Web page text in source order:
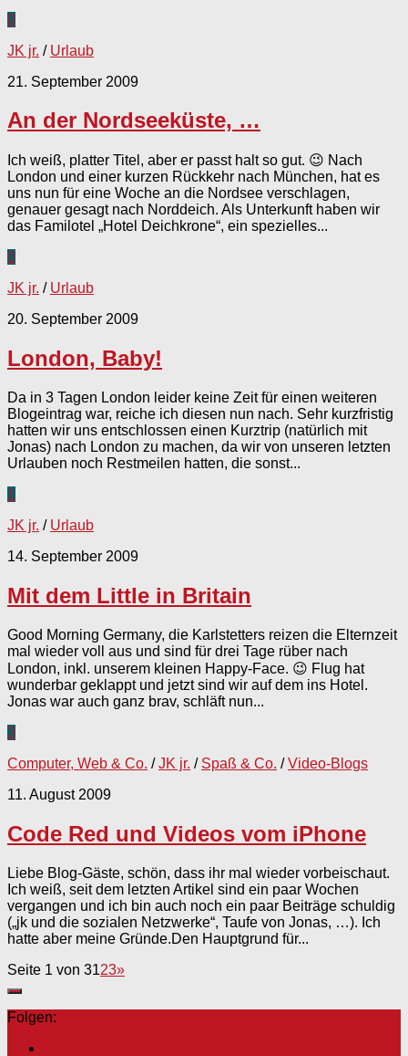
0
JK jr. / Urlaub
21. September 2009
An der Nordseeküste, …
Ich weiß, platter Titel, aber er passt halt so gut. 😉 Nach
London und einer kurzen Rückkehr nach München, hat es
uns nun für eine Woche an die Nordsee verschlagen,
genauer gesagt nach Norddeich. Als Unterkunft haben wir
das Familotel „Hotel Deichkrone“, ein spezielles...
0
JK jr. / Urlaub
20. September 2009
London, Baby!
Da in 3 Tagen London leider keine Zeit für einen weiteren
Blogeintrag war, reiche ich diesen nun nach. Sehr kurzfristig
hatten wir uns entschlossen einen Kurztrip (natürlich mit
Jonas) nach London zu machen, da wir von unseren letzten
Urlauben noch Restmeilen hatten, die sonst...
1
JK jr. / Urlaub
14. September 2009
Mit dem Little in Britain
Good Morning Germany, die Karlstetters reizen die Elternzeit
mal wieder voll aus und sind für drei Tage rüber nach
London, inkl. unserem kleinen Happy-Face. 😉 Flug hat
wunderbar geklappt und jetzt sind wir auf dem ins Hotel.
Jonas war auch ganz brav, schläft nun...
3
Computer, Web & Co. /JK jr. / Spaß & Co. /Video-Blogs
11. August 2009
Code Red und Videos vom iPhone
Liebe Blog-Gäste, schön, dass ihr mal wieder vorbeischaut.
Ich weiß, seit dem letzten Artikel sind ein paar Wochen
vergangen und ich bin auch noch ein paar Beiträge schuldig
(„jk und die sozialen Netzwerke“, Taufe von Jonas, …). Ich
hatte aber meine Gründe.Den Hauptgrund für...
Seite 1 von 3123»
Folgen: